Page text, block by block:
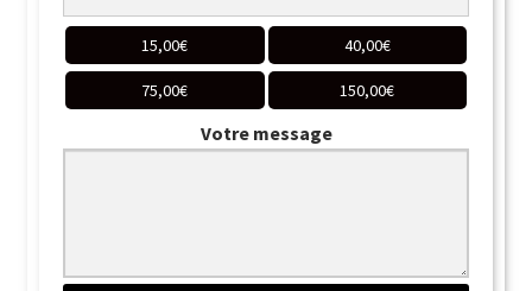
15,00€ 40,00€
75,00€ 150,00€
Votre message